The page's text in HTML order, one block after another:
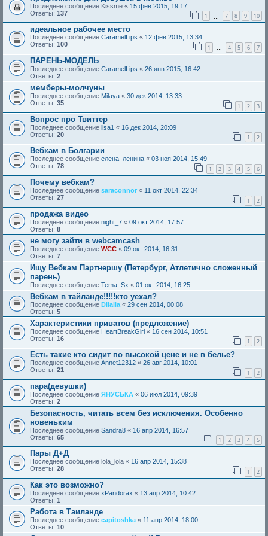
Последнее сообщение Kissme « 15 фев 2015, 19:17
Ответы: 137 1 7 8 9 10
идеальное рабочее место
Последнее сообщение CaramelLips « 12 фев 2015, 13:34
Ответы: 100 1 … 4 5 6 7
ПАРЕНЬ-МОДЕЛЬ
Последнее сообщение CaramelLips « 26 янв 2015, 16:42
Ответы: 2
мемберы-молчуны
Последнее сообщение Milaya « 30 дек 2014, 13:33
Ответы: 35 1 2 3
Вопрос про Твиттер
Последнее сообщение lisa1 « 16 дек 2014, 20:09
Ответы: 20 1 2
Вебкам в Болгарии
Последнее сообщение елена_ленина « 03 ноя 2014, 15:49
Ответы: 78 1 2 3 4 5 6
Почему вебкам?
Последнее сообщение saraconnor « 11 окт 2014, 22:34
Ответы: 27 1 2
продажа видео
Последнее сообщение night_7 « 09 окт 2014, 17:57
Ответы: 8
не могу зайти в webcamcash
Последнее сообщение WCC « 09 окт 2014, 16:31
Ответы: 7
Ищу Вебкам Партнершу (Петербург, Атлетично сложенный
парень)
Последнее сообщение Tema_Sx « 01 окт 2014, 16:25
Вебкам в тайланде!!!!!кто уехал?
Последнее сообщение Dilaila « 29 сен 2014, 00:08
Ответы: 5
Характеристики приватов (предложение)
Последнее сообщение HeartBreakGirl « 16 сен 2014, 10:51
Ответы: 16 1 2
Есть такие кто сидит по высокой цене и не в белье?
Последнее сообщение Annet12312 « 26 авг 2014, 10:01
Ответы: 21 1 2
пара(девушки)
Последнее сообщение ЯНУСЬКА « 06 июл 2014, 09:39
Ответы: 2
Безопасность, читать всем без исключения. Особенно
новеньким
Последнее сообщение Sandra8 « 16 апр 2014, 16:57
Ответы: 65 1 2 3 4 5
Пары Д+Д
Последнее сообщение lola_lola « 16 апр 2014, 15:38
Ответы: 28 1 2
Как это возможно?
Последнее сообщение xPandorax « 13 апр 2014, 10:42
Ответы: 1
Работа в Таиланде
Последнее сообщение capitoshka « 11 апр 2014, 18:00
Ответы: 10